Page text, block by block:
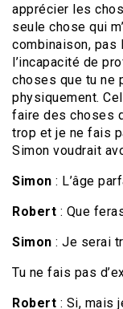
apprécier les
seule chose qui
combinaison, pas
l’incapacité de
choses que tu ne
physiquement.
faire des choses
trop et je ne fais
Simon voudrait
Simon : L’âge
Robert : Que
Simon : Je serai
Tu ne fais pas
Robert : Si, mais